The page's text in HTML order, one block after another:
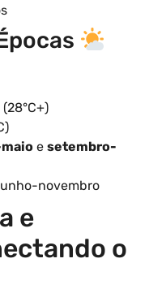
e setembro-
novembro
e
o